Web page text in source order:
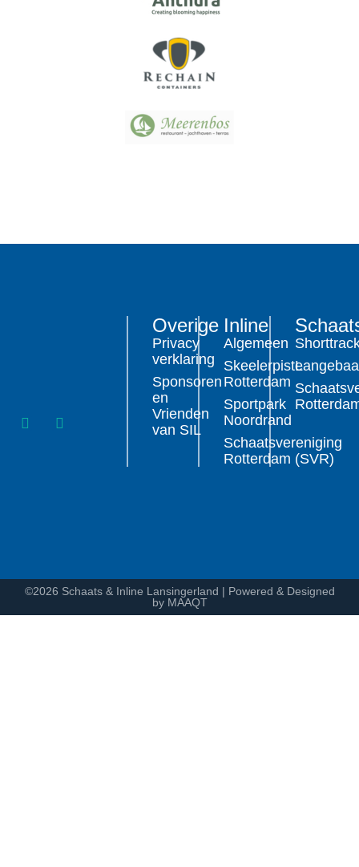
Inline
Algemeen
Skeelerpiste
Rotterdam
Sportpark
Noordrand
Schaatsvereniging
Rotterdam (SVR)
Overige
Privacy
verklaring
Sponsoren
en
Vrienden
van SIL
©2026 Schaats & Inline Lansingerland | Powered & Designed
by MAAQT